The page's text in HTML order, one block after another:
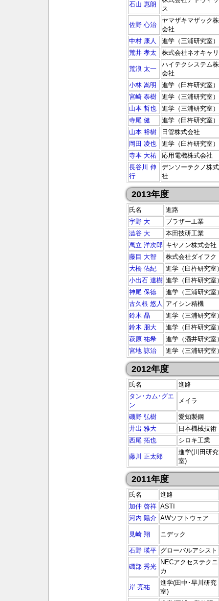
石山 惠朗
ス
佐野 心治
ヤマザキマザック
会社
中村 康人
進学（三浦研究室）
荒井 孝太
株式会社ネオキャ
荒浪 太一
ハイテクシステム
会社
小林 嵩明
進学（臼杵研究室）
宮崎 泰樹
進学（三浦研究室）
山本 哲也
進学（三浦研究室）
寺尾 健
進学（臼杵研究室）
山本 裕樹
日管株式会社
岡田 凌也
進学（臼杵研究室）
寺本 大祐
応用電機株式会社
長谷川 伸
行
デンソーテクノ株
社
2013年度
氏名
進路
宇野 大
ブラザー工業
澁谷 大
本田技研工業
萬立 洋次郎 キヤノン株式会社
藤目 大智
株式会社ダイフク
大橋 佑紀
進学（臼杵研究室
小出石 達樹 進学（臼杵研究室
神尾 保徳
進学（三浦研究室
古久根 悠人 アイシン精機
鈴木 晶
進学（三浦研究室
鈴木 朋大
進学（臼杵研究室
萩原 祐希
進学（酒井研究室
宮地 諒治
進学（三浦研究室
2012年度
氏名
進路
タン･カム･グエ
ン
メイラ
磯野 弘樹
愛知製鋼
井出 雅大
日本機械技術
西尾 拓也
シロキ工業
藤川 正太郎
進学(川田研究
室)
2011年度
氏名
進路
加仲 啓祥 ASTI
河内 陽介 AWソフトウェア
見崎 翔 ニデック
石野 瑛平 グローバルアシスト
磯部 秀光
NECアクセステクニ
カ
岸 亮祐
進学(田中･早川研究
室)